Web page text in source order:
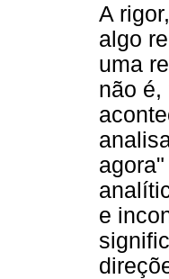
A
algo
uma
não é,
e